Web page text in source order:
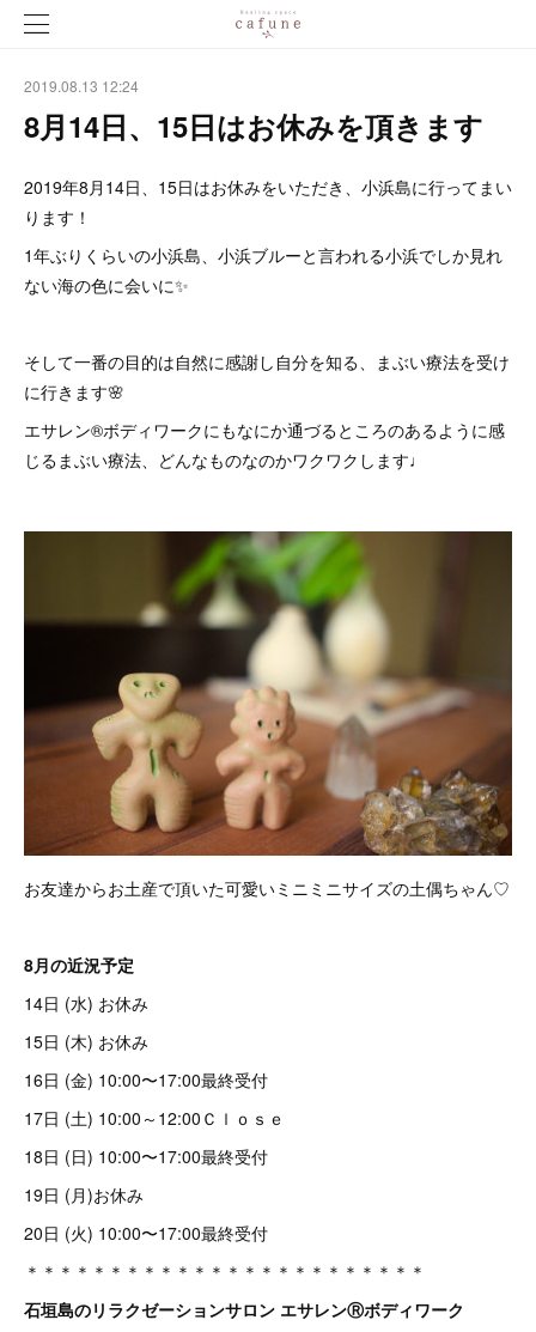
2019.08.13 12:24
8月14日、15日はお休みを頂きます
2019年8月14日、15日はお休みをいただき、小浜島に行ってまい
ります！
1年ぶりくらいの小浜島、小浜ブルーと言われる小浜でしか見れ
ない海の色に会いに✨
そして一番の目的は自然に感謝し自分を知る、まぶい療法を受け
に行きます🌸
エサレン®︎ボディワークにもなにか通づるところのあるように感
じるまぶい療法、どんなものなのかワクワクします♩
お友達からお土産で頂いた可愛いミニミニサイズの土偶ちゃん♡
8月の近況予定
14日 (水) お休み
15日 (木) お休み
16日 (金) 10:00〜17:00最終受付
17日 (土) 10:00～12:00Ｃｌｏｓｅ
18日 (日) 10:00〜17:00最終受付
19日 (月)お休み
20日 (火) 10:00〜17:00最終受付
＊＊＊＊＊＊＊＊＊＊＊＊＊＊＊＊＊＊＊＊＊＊＊＊
石垣島のリラクゼーションサロン エサレンⓇボディワーク